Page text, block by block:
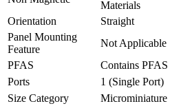
Materials
Orientation
Straight
Panel Mounting
Feature
Not Applicable
PFAS
Contains PFAS
Ports
1 (Single Port)
Size Category
Microminiature